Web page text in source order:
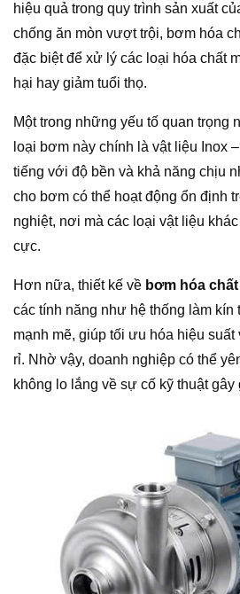
hiệu quả trong quy trình sản xuất
chống ăn mòn vượt trội, bơm hóa
đặc biệt để xử lý các loại hóa chất
hại hay giảm tuổi thọ.
Một trong những yếu tố quan trọng
loại bơm này chính là vật liệu Inox
tiếng với độ bền và khả năng chịu
cho bơm có thể hoạt động ổn định
nghiệt, nơi mà các loại vật liệu
cực.
Hơn nữa, thiết kế về bơm hóa
các tính năng như hệ thống làm kín
mạnh mẽ, giúp tối ưu hóa hiệu suất
rỉ. Nhờ vậy, doanh nghiệp có thể
không lo lắng về sự cố kỹ thuật gây